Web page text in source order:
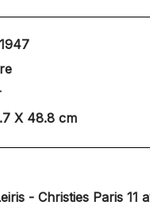
X 48.8 cm
- Christies Paris 11